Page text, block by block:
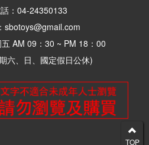
：04-24350133
sbotoys@gmail.com
AM 09：30 ~ PM 18：00
、國定假日公休)
TOP